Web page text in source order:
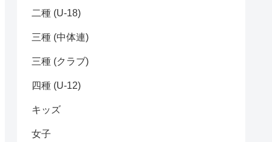
二種 (U-18)
三種 (中体連)
三種 (クラブ)
四種 (U-12)
キッズ
女子